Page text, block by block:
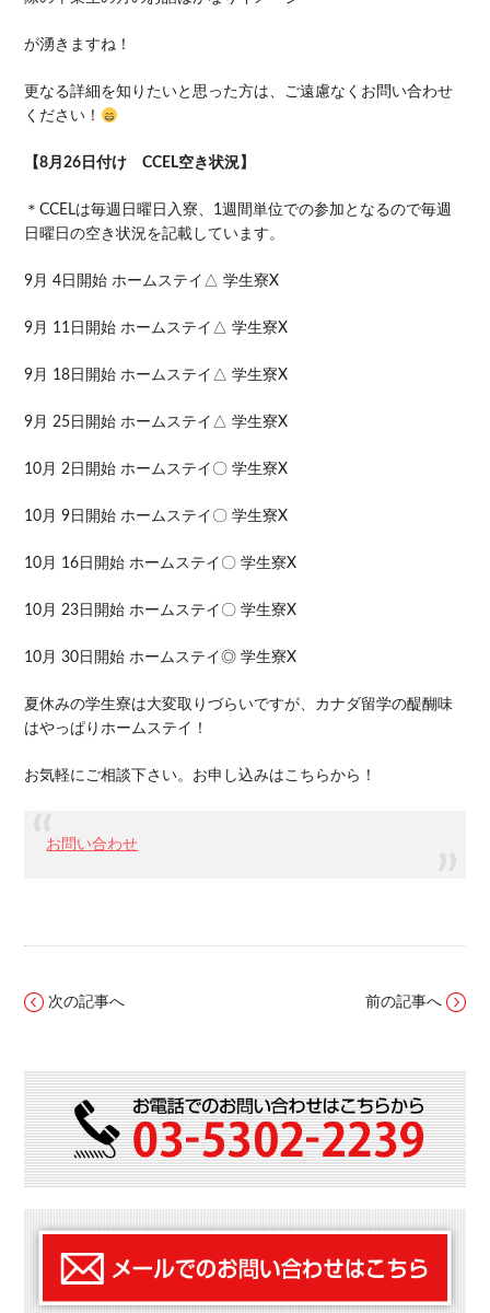
が湧きますね！
更なる詳細を知りたいと思った方は、ご遠慮なくお問い合わせ
ください！
【8月26日付け CCEL空き状況】
＊CCELは毎週日曜日入寮、1週間単位での参加となるので毎週
日曜日の空き状況を記載しています。
9月 4日開始 ホームステイ△ 学生寮X
9月 11日開始 ホームステイ△ 学生寮X
9月 18日開始 ホームステイ△ 学生寮X
9月 25日開始 ホームステイ△ 学生寮X
10月 2日開始 ホームステイ〇 学生寮X
10月 9日開始 ホームステイ〇 学生寮X
10月 16日開始 ホームステイ〇 学生寮X
10月 23日開始 ホームステイ〇 学生寮X
10月 30日開始 ホームステイ◎ 学生寮X
夏休みの学生寮は大変取りづらいですが、カナダ留学の醍醐味
はやっぱりホームステイ！
お気軽にご相談下さい。お申し込みはこちらから！
お問い合わせ
次の記事へ 前の記事へ